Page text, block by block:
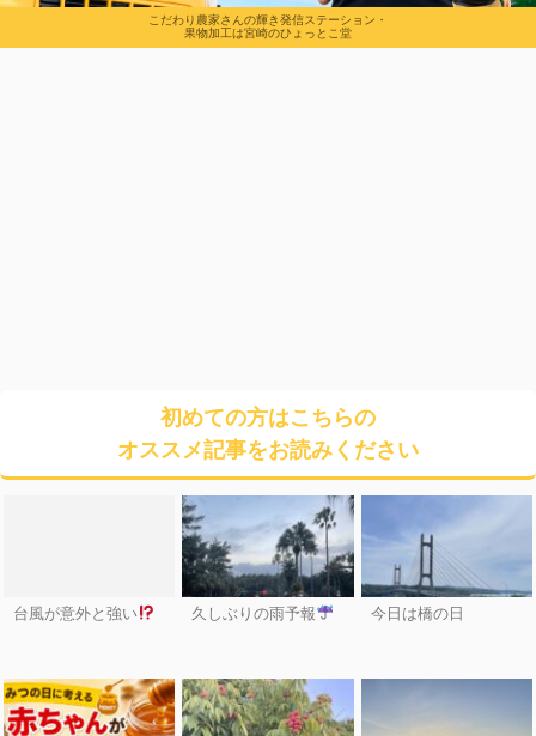
こだわり農家さんの輝き発信ステーション・
果物加工は宮崎のひょっとこ堂
初めての方はこちらの
オススメ記事をお読みください
台風が意外と強い 久しぶりの雨予報 今日は橋の日